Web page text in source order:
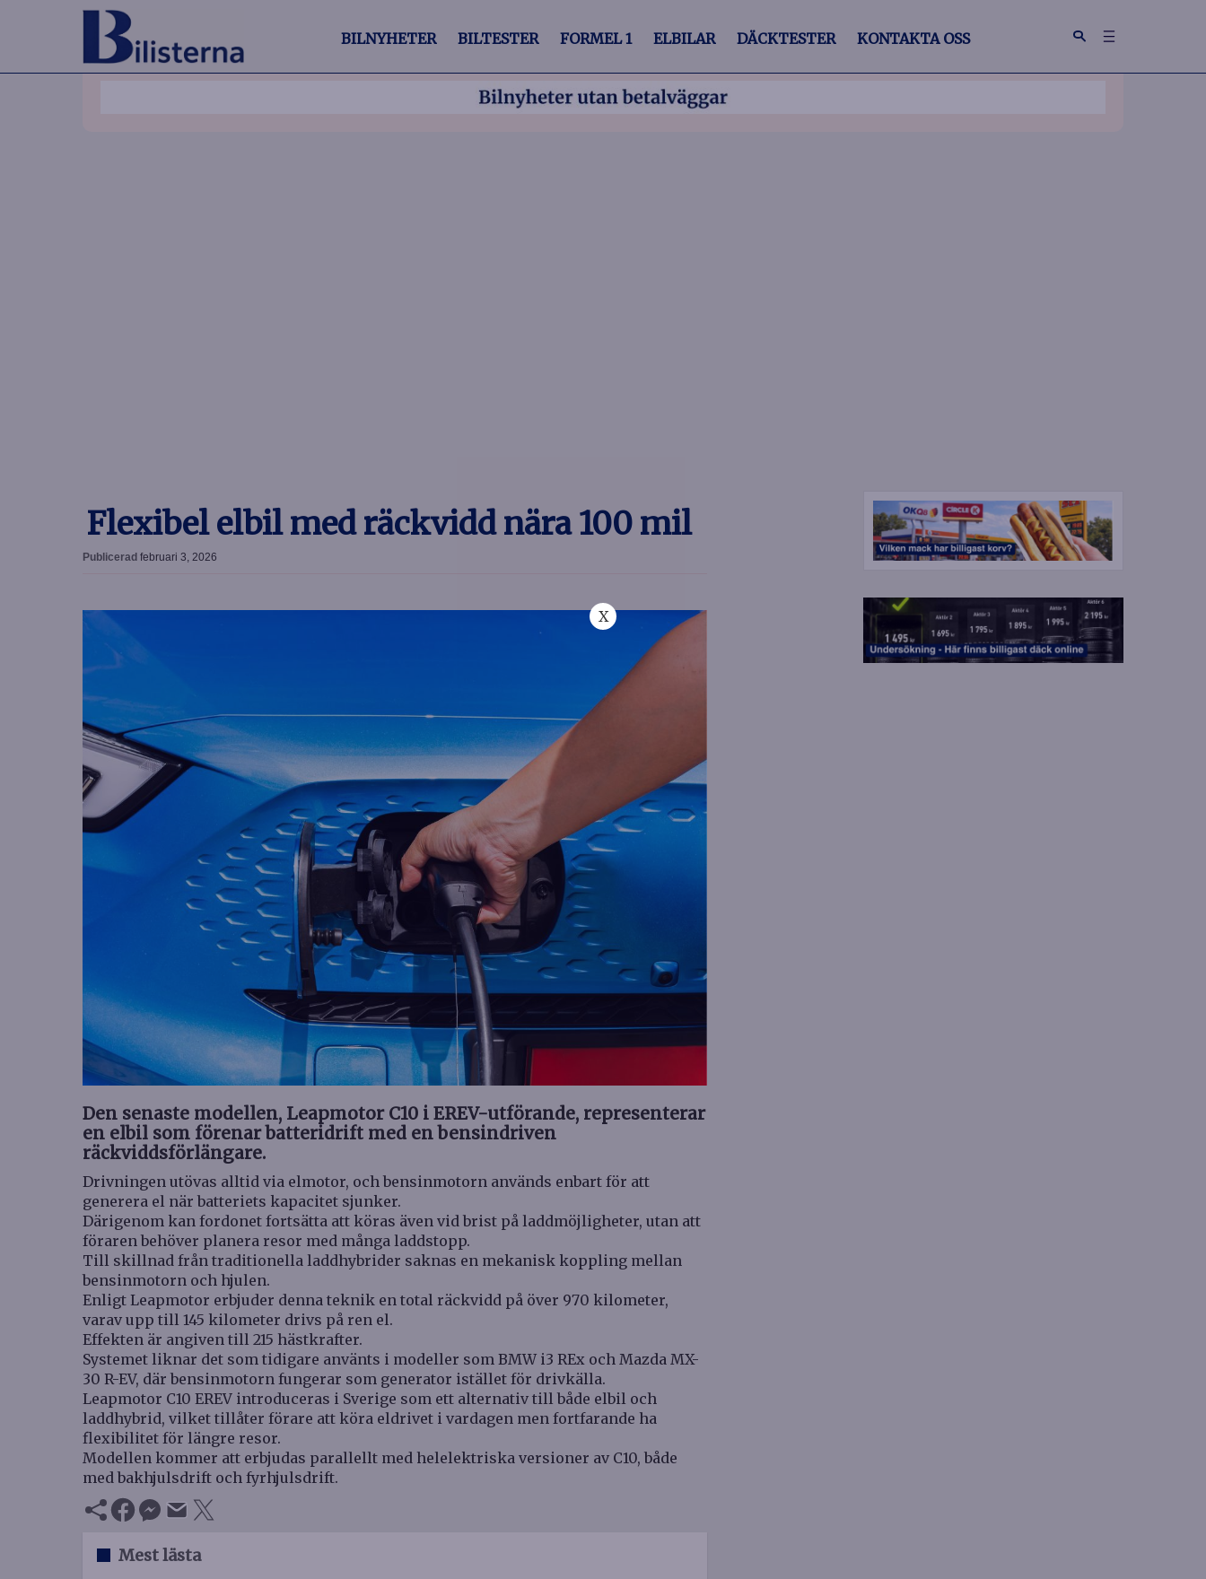
X
BILNYHETER BILTESTER FORMEL 1 ELBILAR DÄCKTESTER KONTAKTA OSS
Flexibel elbil med räckvidd nära 100 mil
Publicerad februari 3, 2026
Den senaste modellen, Leapmotor C10 i EREV-utförande, representerar
en elbil som förenar batteridrift med en bensindriven
räckviddsförlängare.
Drivningen utövas alltid via elmotor, och bensinmotorn används enbart för att
generera el när batteriets kapacitet sjunker.
Därigenom kan fordonet fortsätta att köras även vid brist på laddmöjligheter, utan att
föraren behöver planera resor med många laddstopp.
Till skillnad från traditionella laddhybrider saknas en mekanisk koppling mellan
bensinmotorn och hjulen.
Enligt Leapmotor erbjuder denna teknik en total räckvidd på över 970 kilometer,
varav upp till 145 kilometer drivs på ren el.
Effekten är angiven till 215 hästkrafter.
Systemet liknar det som tidigare använts i modeller som BMW i3 REx och Mazda MX-
30 R-EV, där bensinmotorn fungerar som generator istället för drivkälla.
Leapmotor C10 EREV introduceras i Sverige som ett alternativ till både elbil och
laddhybrid, vilket tillåter förare att köra eldrivet i vardagen men fortfarande ha
flexibilitet för längre resor.
Modellen kommer att erbjudas parallellt med helelektriska versioner av C10, både
med bakhjulsdrift och fyrhjulsdrift.
Mest lästa